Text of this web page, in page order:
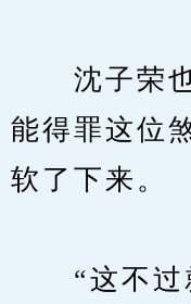
沈子荣也
能得罪这位
软了下来。
“这不过